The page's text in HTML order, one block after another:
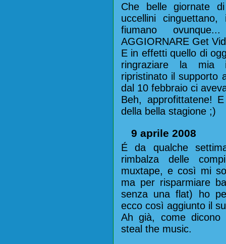
Che belle giornate
uccellini
fiumano
AGGIORNARE Get
E in effetti quello di
ringraziare la mia
ripristinato il supporto
dal 10 febbraio ci
Beh, approfittatene!
della bella stagione ;)
9 aprile 2008
É da qualche
rimbalza delle
muxtape, e così mi
ma per risparmiare
senza una flat) ho
ecco così aggiunto il
Ah già, come dicono
steal the music.